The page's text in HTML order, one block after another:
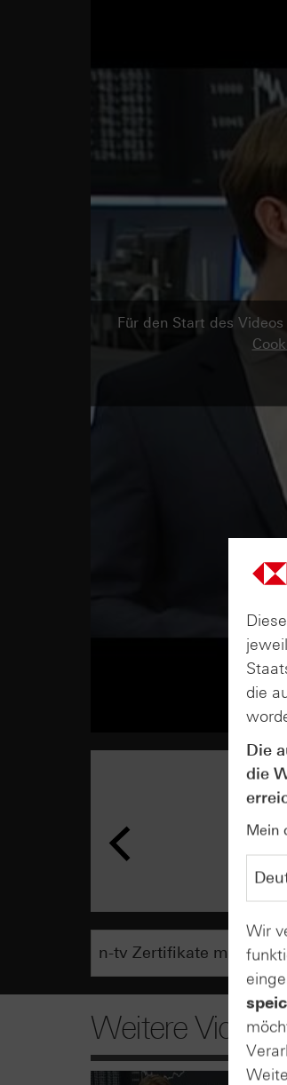
Für den Start des
Weitere Videos
die
Die
die
Mein
Wir